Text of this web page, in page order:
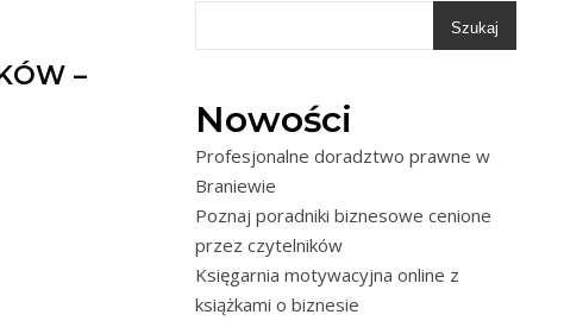
–
Szukaj
Nowości
Profesjonalne doradztwo prawne w
Braniewie
Poznaj poradniki biznesowe cenione
przez czytelników
Księgarnia motywacyjna online z
książkami o biznesie